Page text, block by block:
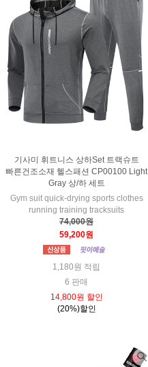
기사미 휘트니스 상하Set 트랙슈트
빠른건조소재 헬스패션 CP00100 Light
Gray 상/하 세트
Gym suit quick-drying sports clothes
running training tracksuits
74,000원
59,200원
1,180원 적립
6 판매
14,800원 할인
(20%)할인